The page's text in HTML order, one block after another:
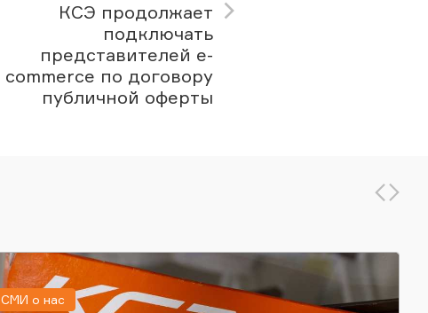
КСЭ продолжает
подключать
представителей e-
commerce по договору
публичной оферты
СМИ о нас